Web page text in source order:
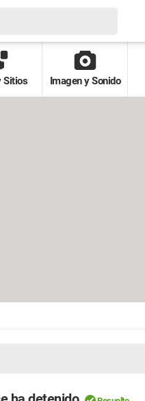
Sitios Imagen y Sonido